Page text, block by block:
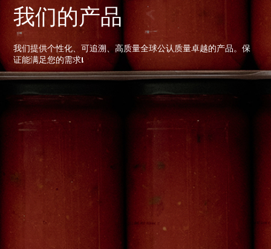
我们的产品
我们提供个性化、可追溯、高质量全球公认质量卓越的产品。保
证能满足您的需求!